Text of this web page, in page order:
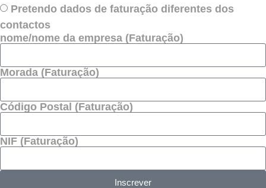
Pretendo dados de faturação diferentes dos
contactos
nome/nome da empresa (Faturação)
Morada (Faturação)
Código Postal (Faturação)
NIF (Faturação)
Inscrever